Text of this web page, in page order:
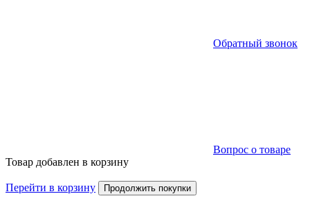
Обратный звонок
Вопрос о товаре
Товар добавлен в корзину
Перейти в корзину Продолжить покупки